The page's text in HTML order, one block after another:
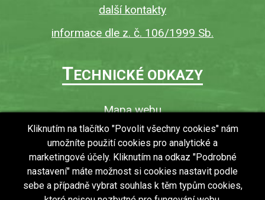
další kontakty
informace dle z. č. 106/1999 Sb.
TECHNICKÉ ODKAZY
Mapa webu
O webu
Povinně zveřejňované informace
Ochrana osobních údajů (GDPR)
Vyhledávání
Kliknutím na tlačítko "Povolit všechny cookies" nám
umožníte použití cookies pro analytické a
marketingové účely. Kliknutím na odkaz "Podrobné
nastavení" máte možnost si cookies nastavit podle
sebe a případně vybrat souhlas k těm typům cookies,